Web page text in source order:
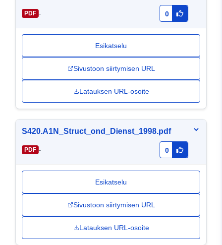
PDF - 0
Esikatselu
Sivustoon siirtymisen URL
Latauksen URL-osoite
S420.A1N_Struct_ond_Dienst_1998.pdf
PDF - 0
Esikatselu
Sivustoon siirtymisen URL
Latauksen URL-osoite